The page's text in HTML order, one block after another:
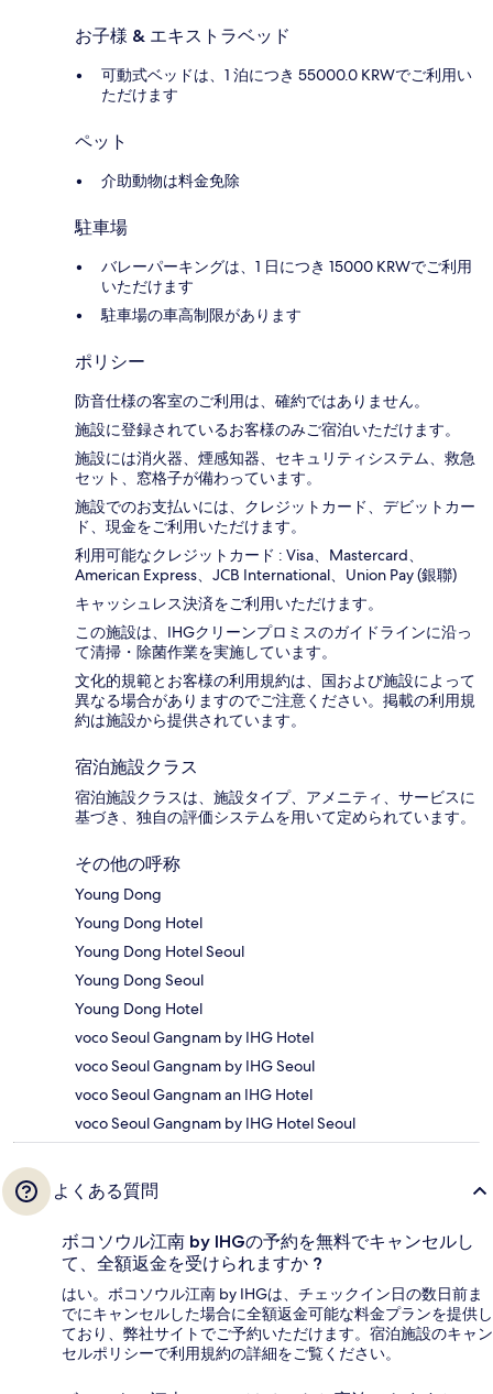
お子様 & エキストラベッド
可動式ベッドは、1 泊につき 55000.0 KRWでご利用い
ただけます
ペット
介助動物は料金免除
駐車場
バレーパーキングは、1 日につき 15000 KRWでご利用
いただけます
駐車場の車高制限があります
ポリシー
防音仕様の客室のご利用は、確約ではありません。
施設に登録されているお客様のみご宿泊いただけます。
施設には消火器、煙感知器、セキュリティシステム、救急
セット、窓格子が備わっています。
施設でのお支払いには、クレジットカード、デビットカー
ド、現金をご利用いただけます。
利用可能なクレジットカード : Visa、Mastercard、
American Express、JCB International、Union Pay (銀聯)
キャッシュレス決済をご利用いただけます。
この施設は、IHGクリーンプロミスのガイドラインに沿っ
て清掃・除菌作業を実施しています。
文化的規範とお客様の利用規約は、国および施設によって
異なる場合がありますのでご注意ください。掲載の利用規
約は施設から提供されています。
宿泊施設クラス
宿泊施設クラスは、施設タイプ、アメニティ、サービスに
基づき、独自の評価システムを用いて定められています。
その他の呼称
Young Dong
Young Dong Hotel
Young Dong Hotel Seoul
Young Dong Seoul
Young Dong Hotel
voco Seoul Gangnam by IHG Hotel
voco Seoul Gangnam by IHG Seoul
voco Seoul Gangnam an IHG Hotel
voco Seoul Gangnam by IHG Hotel Seoul
よくある質問
ボコソウル江南 by IHGの予約を無料でキャンセルし
て、全額返金を受けられますか ?
はい。ボコソウル江南 by IHGは、チェックイン日の数日前ま
でにキャンセルした場合に全額返金可能な料金プランを提供し
ており、弊社サイトでご予約いただけます。宿泊施設のキャン
セルポリシーで利用規約の詳細をご覧ください。